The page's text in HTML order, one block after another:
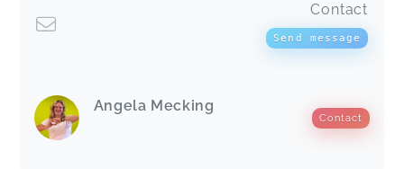
Contact
Send message
Angela Mecking
Contact